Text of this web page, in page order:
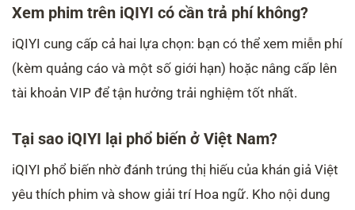
Xem phim trên iQIYI có cần trả phí không?
iQIYI cung cấp cả hai lựa chọn: bạn có thể xem miễn phí
(kèm quảng cáo và một số giới hạn) hoặc nâng cấp lên
tài khoản VIP để tận hưởng trải nghiệm tốt nhất.
Tại sao iQIYI lại phổ biến ở Việt Nam?
iQIYI phổ biến nhờ đánh trúng thị hiếu của khán giả Việt
yêu thích phim và show giải trí Hoa ngữ. Kho nội dung